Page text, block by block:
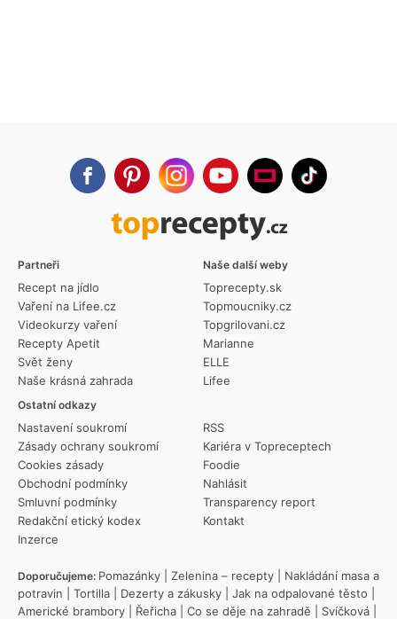
Partneři
Recept na jídlo
Vaření na Lifee.cz
Videokurzy vaření
Recepty Apetit
Svět ženy
Naše krásná zahrada
Ostatní odkazy
Nastavení soukromí
Zásady ochrany soukromí
Cookies zásady
Obchodní podmínky
Smluvní podmínky
Redakční etický kodex
Inzerce
RSS
Kariéra v Topreceptech
Foodie
Nahlásit
Transparency report
Kontakt
Naše další weby
Toprecepty.sk
Topmoucniky.cz
Topgrilovani.cz
Marianne
ELLE
Lifee
Doporučujeme: Pomazánky Zelenina – recepty
Nakládání masa a
potravin
Tortilla Dezerty a zákusky Jak na odpalované těsto
Americké brambory
Řeřicha Co se děje na zahradě Svíčková